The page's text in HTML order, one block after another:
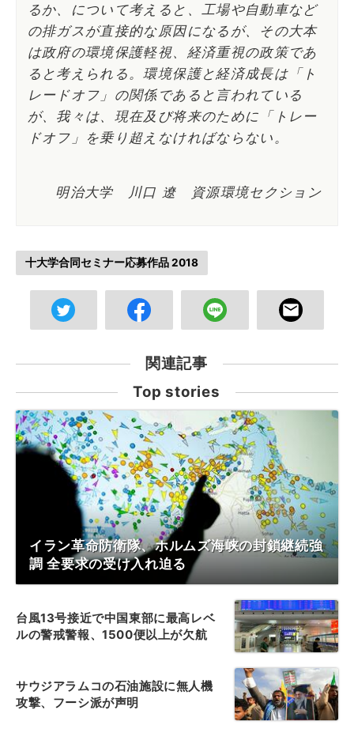
るか、について考えると、工場や自動車など
の排ガスが直接的な原因になるが、その大本
は政府の環境保護軽視、経済重視の政策であ
ると考えられる。環境保護と経済成長は「ト
レードオフ」の関係であると言われている
が、我々は、現在及び将来のために「トレー
ドオフ」を乗り超えなければならない。
明治大学 川口 遼 資源環境セクション
十大学合同セミナー応募作品 2018
関連記事
Top stories
イラン革命防衛隊、ホルムズ海峡の封鎖継続強
調 全要求の受け入れ迫る
台風13号接近で中国東部に最高レベ
ルの警戒警報、1500便以上が欠航
サウジアラムコの石油施設に無人機
攻撃、フーシ派が声明